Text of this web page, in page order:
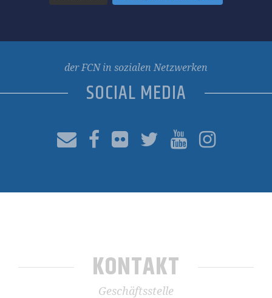
der FCN in sozialen Netzwerken
SOCIAL MEDIA
KONTAKT
Geschäftsstelle